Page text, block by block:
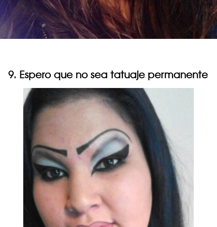
9. Espero que no sea tatuaje permanente